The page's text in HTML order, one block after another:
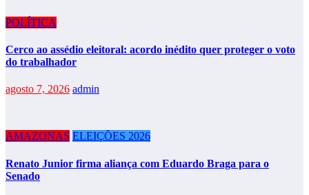
POLÍTICA
Cerco ao assédio eleitoral: acordo inédito quer proteger o voto
do trabalhador
agosto 7, 2026 admin
AMAZONAS ELEIÇÕES 2026
Renato Junior firma aliança com Eduardo Braga para o
Senado